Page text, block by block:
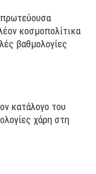
πρωτεύουσα
κοσμοπολίτικα
βαθμολογίες
κατάλογο του
χάρη στη